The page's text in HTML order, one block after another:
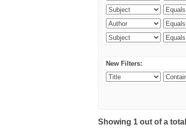
New Filters:
Showing 1 out of a